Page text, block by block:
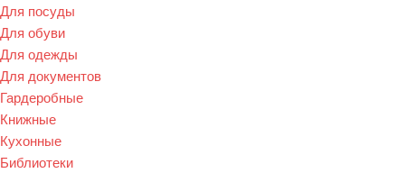
Для посуды
Для обуви
Для одежды
Для документов
Гардеробные
Книжные
Кухонные
Библиотеки